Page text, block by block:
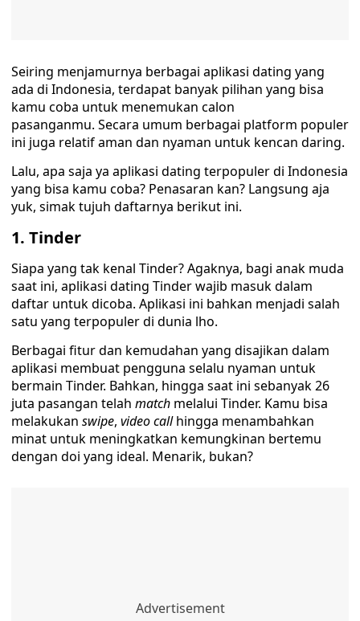
Seiring menjamurnya berbagai aplikasi dating yang
ada di Indonesia, terdapat banyak pilihan yang bisa
kamu coba untuk menemukan calon
pasanganmu. Secara umum berbagai platform populer
ini juga relatif aman dan nyaman untuk kencan daring.
Lalu, apa saja ya aplikasi dating terpopuler di Indonesia
yang bisa kamu coba? Penasaran kan? Langsung aja
yuk, simak tujuh daftarnya berikut ini.
1. Tinder
Siapa yang tak kenal Tinder? Agaknya, bagi anak muda
saat ini, aplikasi dating Tinder wajib masuk dalam
daftar untuk dicoba. Aplikasi ini bahkan menjadi salah
satu yang terpopuler di dunia lho.
Berbagai fitur dan kemudahan yang disajikan dalam
aplikasi membuat pengguna selalu nyaman untuk
bermain Tinder. Bahkan, hingga saat ini sebanyak 26
juta pasangan telah match melalui Tinder. Kamu bisa
melakukan swipe, video callhingga menambahkan
minat untuk meningkatkan kemungkinan bertemu
dengan doi yang ideal. Menarik, bukan?